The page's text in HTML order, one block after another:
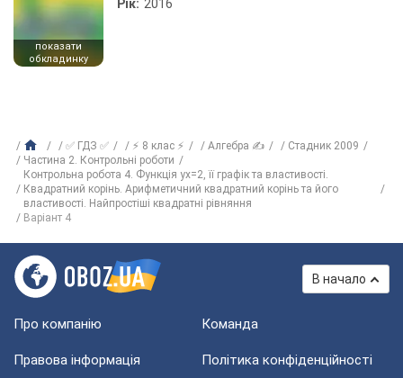
показати
обкладинку
Рік: 2016
✅ ГДЗ ✅ ⚡ 8 клас ⚡ Алгебра ✍
Стадник 2009
Частина 2. Контрольні роботи
Контрольна робота 4. Функція yx=2, її графік та властивості.
Квадратний корінь. Арифметичний квадратний корінь та його
властивості. Найпростіші квадратні рівняння
Варіант 4
В начало
Про компанію Команда
Правова інформація Політика конфіденційності